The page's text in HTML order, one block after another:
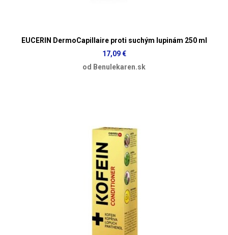
EUCERIN DermoCapillaire proti suchým lupinám 250 ml
17,09 €
od Benulekaren.sk